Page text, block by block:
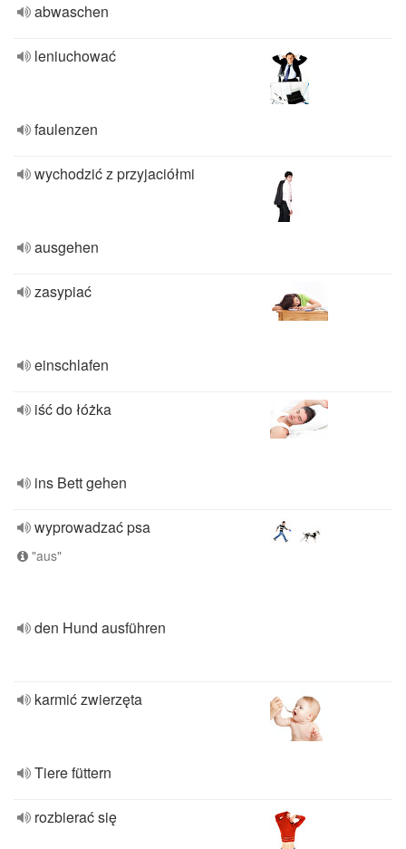
abwaschen
leniuchować
faulenzen
wychodzić z przyjaciółmi
ausgehen
zasypiać
einschlafen
iść do łóżka
ins Bett gehen
wyprowadzać psa
"aus"
den Hund ausführen
karmić zwierzęta
Tiere füttern
rozbierać się